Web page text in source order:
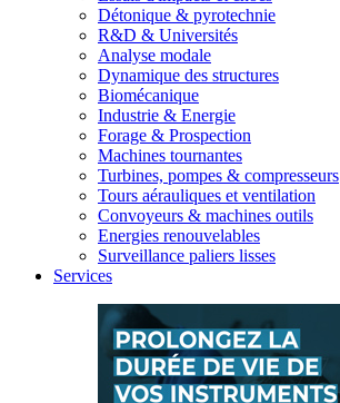
Détonique & pyrotechnie
R&D & Universités
Analyse modale
Dynamique des structures
Biomécanique
Industrie & Energie
Forage & Prospection
Machines tournantes
Turbines, pompes & compresseurs
Tours aérauliques et ventilation
Convoyeurs & machines outils
Energies renouvelables
Surveillance paliers lisses
Services